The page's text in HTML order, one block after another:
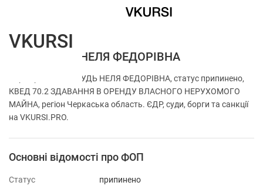
ФОП ПРУДЬ НЕЛЯ ФЕДОРІВНА
Перевірка ФОП ПРУДЬ НЕЛЯ ФЕДОРІВНА, статус припинено,
КВЕД 70.2 ЗДАВАННЯ В ОРЕНДУ ВЛАСНОГО НЕРУХОМОГО
МАЙНА, регіон Черкаська область. ЄДР, суди, борги та санкції
на VKURSI.PRO.
Основні відомості про ФОП
Статус
припинено
VKURSI